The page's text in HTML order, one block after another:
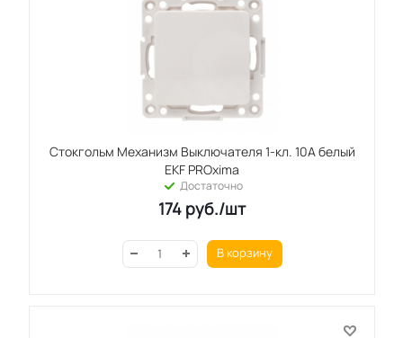
Стокгольм Механизм Выключателя 1-кл. 10А белый
EKF PROxima
Достаточно
174 руб./шт
В корзину